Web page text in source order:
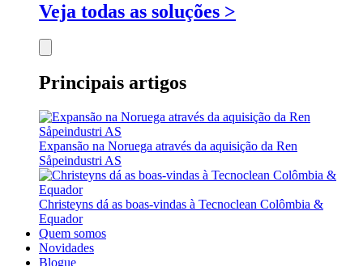
Veja todas as soluções >
Principais artigos
Expansão na Noruega através da aquisição da Ren
Såpeindustri AS
Christeyns dá as boas-vindas à Tecnoclean Colômbia &
Equador
Quem somos
Novidades
Blogue